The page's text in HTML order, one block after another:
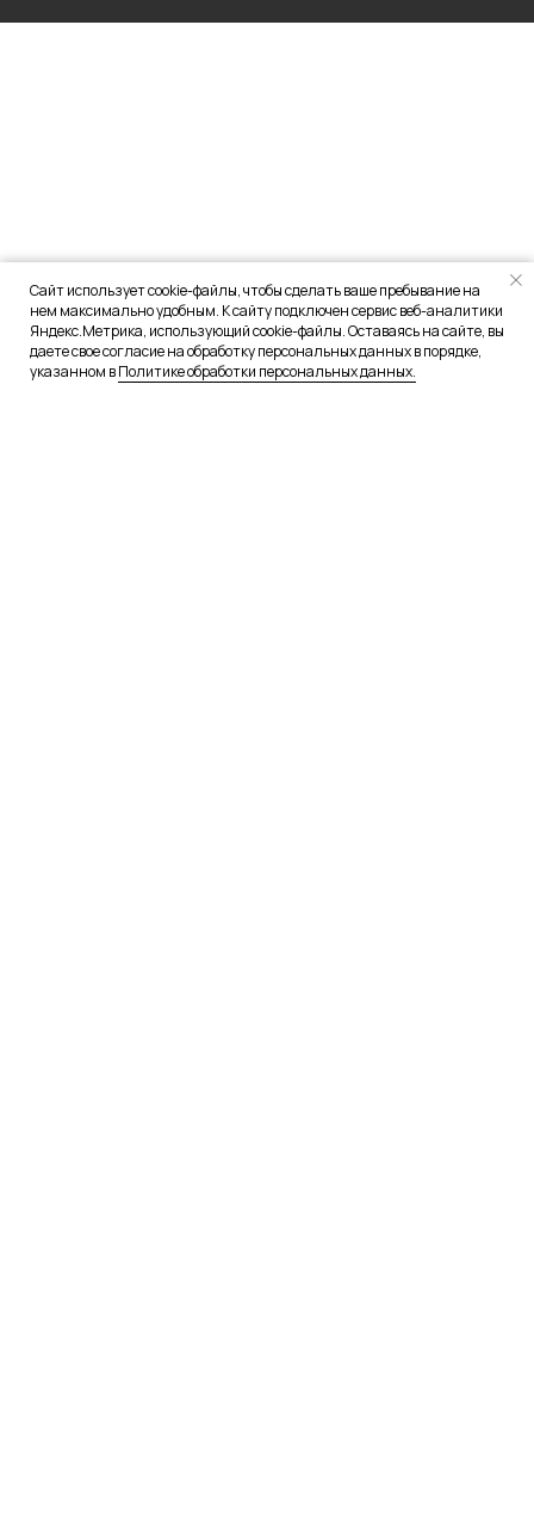
Сайт использует cookie-файлы, чтобы сделать ваше пребывание на
нем максимально удобным. К сайту подключен сервис веб-аналитики
Яндекс.Метрика, использующий cookie-файлы. Оставаясь на сайте, вы
даете свое согласие на обработку персональных данных в порядке,
указанном вПолитике обработки персональных данных.